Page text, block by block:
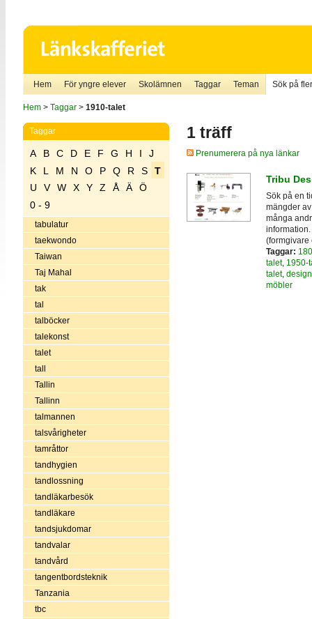
Hem För yngre elever Skolämnen Taggar Teman Sök på
Hem> Taggar> 1910-talet
Taggar
A B C D E F G H I
J
K
L M N O P Q R S
T
U
V W X Y Z Å Ä
Ö
0 - 9
tabulatur
taekwondo
Taiwan
Taj Mahal
tak
tal
talböcker
talekonst
talet
tall
Tallin
Tallinn
talmannen
talsvårigheter
tamråttor
tandhygien
tandlossning
tandläkarbesök
tandläkare
tandsjukdomar
tandvalar
tandvård
tangentbordsteknik
Tanzania
tbc
1 träff
Prenumerera på nya länkar
Tribu
Sök på en
mängder
många
(formgivare
Taggar:
talet, 1950-
talet, design
möbler